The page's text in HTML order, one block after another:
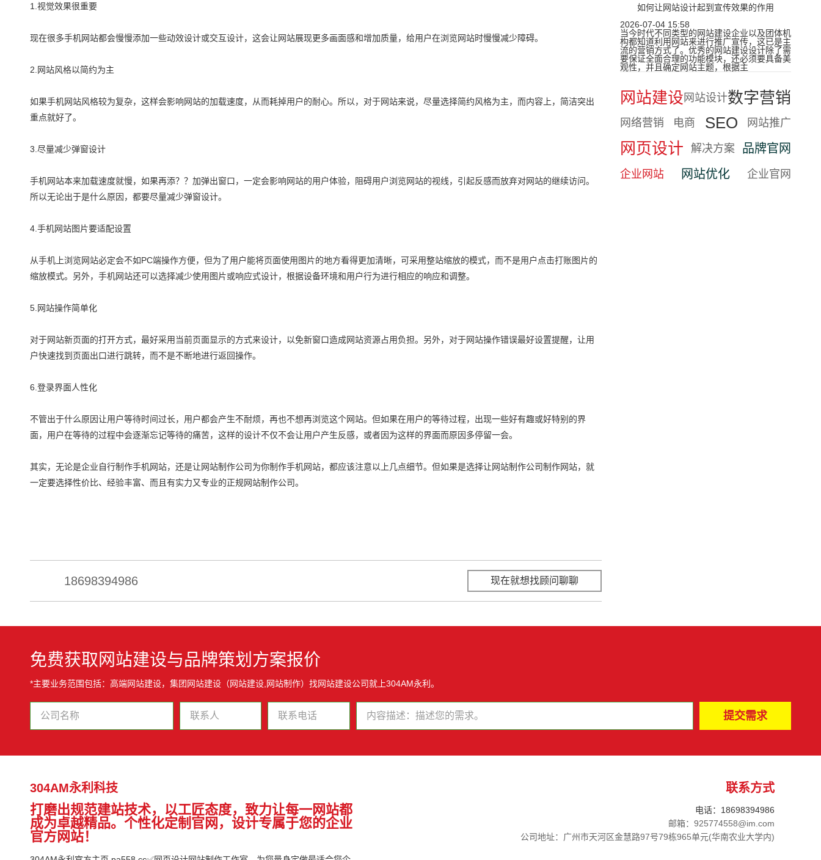
如何让网站设计起到宣传效果的作用
2026-07-04 15:58
当今时代不同类型的网站建设企业以及团体机
构都知道利用网站来进行推广宣传，这已是主
流的营销方式了。优秀的网站建设设计除了需
要保证全面合理的功能模块，还必须要具备美
观性，并且确定网站主题，根据主
网站建设 网站设计数字营销
网络营销 电商 SEO 网站推广
网页设计 解决方案 品牌官网
企业网站 网站优化 企业官网
1.视觉效果很重要
现在很多手机网站都会慢慢添加一些动效设计或交互设计，这会让网站展现更多画面感和增加质量，给用户在浏览网站时慢慢减少障碍。
2.网站风格以简约为主
如果手机网站风格较为复杂，这样会影响网站的加载速度，从而耗掉用户的耐心。所以，对于网站来说，尽量选择简约风格为主，而内容上，简洁突出
重点就好了。
3.尽量减少弹窗设计
手机网站本来加载速度就慢，如果再添？？加弹出窗口，一定会影响网站的用户体验，阻碍用户浏览网站的视线，引起反感而放弃对网站的继续访问。
所以无论出于是什么原因，都要尽量减少弹窗设计。
4.手机网站图片要适配设置
从手机上浏览网站必定会不如PC端操作方便，但为了用户能将页面使用图片的地方看得更加清晰，可采用整站缩放的模式，而不是用户点击打账图片的
缩放模式。另外，手机网站还可以选择减少使用图片或响应式设计，根据设备环境和用户行为进行相应的响应和调整。
5.网站操作简单化
对于网站新页面的打开方式，最好采用当前页面显示的方式来设计，以免新窗口造成网站资源占用负担。另外，对于网站操作错误最好设置提醒，让用
户快速找到页面出口进行跳转，而不是不断地进行返回操作。
6.登录界面人性化
不管出于什么原因让用户等待时间过长，用户都会产生不耐烦，再也不想再浏览这个网站。但如果在用户的等待过程，出现一些好有趣或好特别的界
面，用户在等待的过程中会逐渐忘记等待的痛苦，这样的设计不仅不会让用户产生反感，或者因为这样的界面而原因多停留一会。
其实，无论是企业自行制作手机网站，还是让网站制作公司为你制作手机网站，都应该注意以上几点细节。但如果是选择让网站制作公司制作网站，就
一定要选择性价比、经验丰富、而且有实力又专业的正规网站制作公司。
18698394986 现在就想找顾问聊聊
免费获取网站建设与品牌策划方案报价
*主要业务范围包括：高端网站建设，集团网站建设（网站建设,网站制作）找网站建设公司就上304AM永利。
304AM永利科技
打磨出规范建站技术，以工匠态度，致力让每一网站都
成为卓越精品。个性化定制官网，设计专属于您的企业
官方网站！
联系方式
电话：18698394986
邮箱：925774558@im.com
公司地址：广州市天河区金慧路97号79栋965单元(华南农业大学内)